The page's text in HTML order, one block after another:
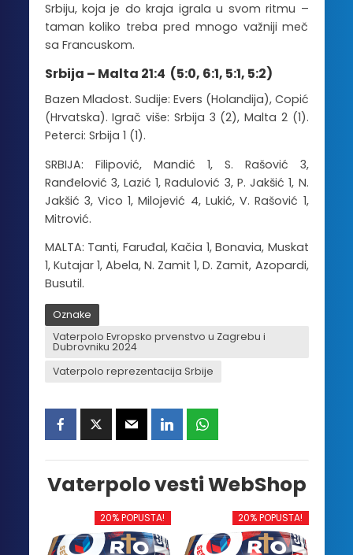
Srbiju, koja je do kraja igrala u svom ritmu –
taman koliko treba pred mnogo važniji meč
sa Francuskom.
Srbija – Malta 21:4 (5:0, 6:1, 5:1, 5:2)
Bazen Mladost. Sudije: Evers (Holandija), Copić
(Hrvatska). Igrač više: Srbija 3 (2), Malta 2 (1).
Peterci: Srbija 1 (1).
SRBIJA: Filipović, Mandić 1, S. Rašović 3,
Ranđelović 3, Lazić 1, Radulović 3, P. Jakšić 1, N.
Jakšić 3, Vico 1, Milojević 4, Lukić, V. Rašović 1,
Mitrović.
MALTA: Tanti, Faruđal, Kačia 1, Bonavia, Muskat
1, Kutajar 1, Abela, N. Zamit 1, D. Zamit, Azopardi,
Busutil.
Oznake
Vaterpolo Evropsko prvenstvo u Zagrebu i
Dubrovniku 2024
Vaterpolo reprezentacija Srbije
Vaterpolo vesti WebShop
20% POPUSTA! 20% POPUSTA!